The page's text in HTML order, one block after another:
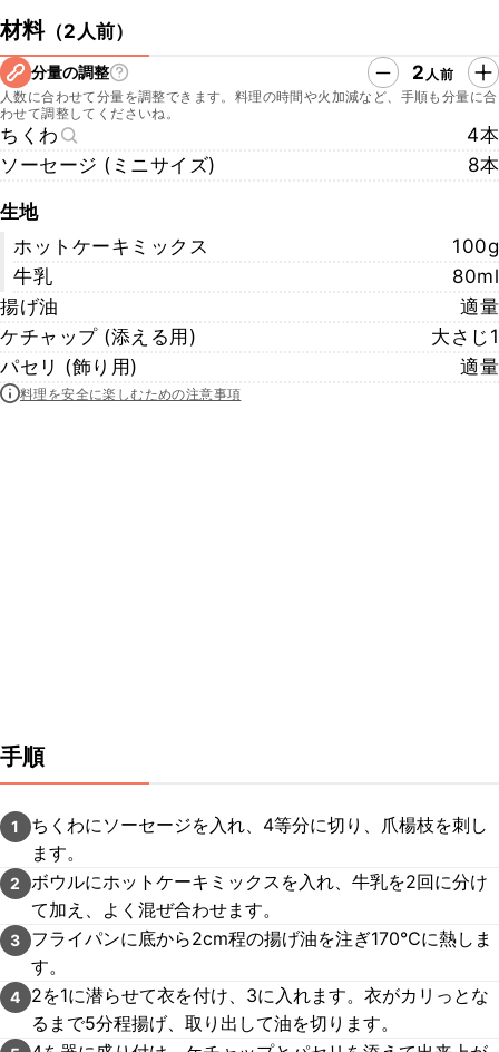
材料（2人前）
分量の調整 2 人前
人数に合わせて分量を調整できます。料理の時間や火加減など、手順も分量に合
わせて調整してくださいね。
ちくわ
4本
ソーセージ (ミニサイズ)
8本
生地
ホットケーキミックス
100g
牛乳
80ml
揚げ油
適量
ケチャップ (添える用)
大さじ1
パセリ (飾り用)
適量
料理を安全に楽しむための注意事項
手順
1
ちくわにソーセージを入れ、4等分に切り、爪楊枝を刺し
ます。
2
ボウルにホットケーキミックスを入れ、牛乳を2回に分け
て加え、よく混ぜ合わせます。
3
フライパンに底から2cm程の揚げ油を注ぎ170℃に熱しま
す。
4
2を1に潜らせて衣を付け、3に入れます。衣がカリっとな
るまで5分程揚げ、取り出して油を切ります。